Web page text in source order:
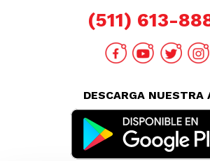
(511) 613-
DESCARGA NUESTRA